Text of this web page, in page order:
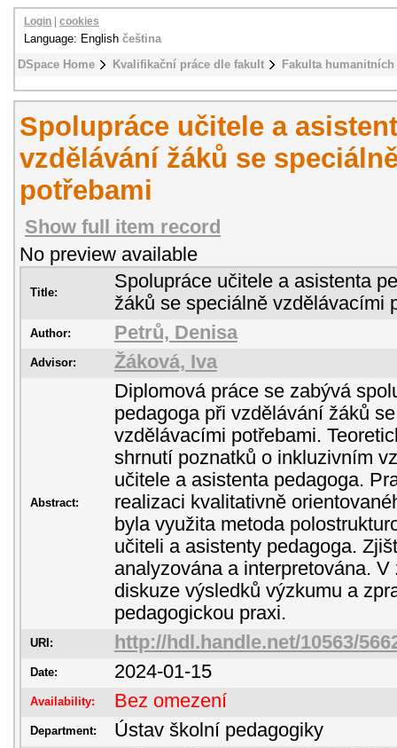
DSpace Home Kvalifikační práce dle fakult Fakulta
Login cookies
Language: English čeština
Spolupráce učitele a
vzdělávání žáků se
potřebami
Show full item record
No preview available
Title:
Spolupráce učitele a asistenta
žáků se speciálně vzdělávacími
Author: Petrů, Denisa
Advisor: Žáková, Iva
Abstract:
Diplomová práce se zabývá
pedagoga při vzdělávání žáků
vzdělávacími potřebami.
shrnutí poznatků o inkluzivním
učitele a asistenta pedagoga.
realizaci kvalitativně
byla využita metoda
učiteli a asistenty pedagoga.
analyzována a interpretována.
diskuze výsledků výzkumu a
pedagogickou praxi.
URI: http://hdl.handle.net/10563/
Date: 2024-01-15
Availability: Bez omezení
Department: Ústav školní pedagogiky